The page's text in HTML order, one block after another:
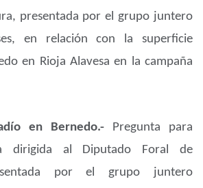
presentada por el grupo juntero
en relación con la superficie
en Rioja Alavesa en la campaña
en Bernedo.- Pregunta para
dirigida al Diputado Foral de
por el grupo juntero